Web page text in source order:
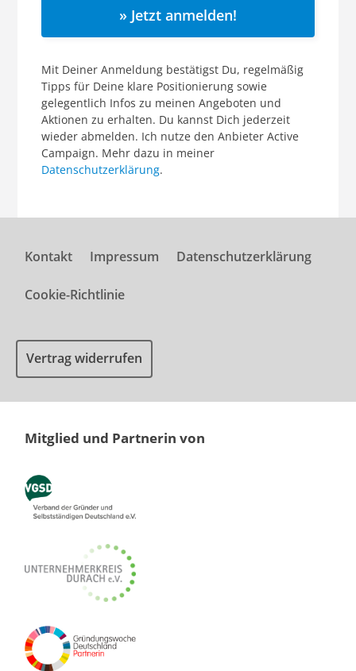
» Jetzt anmelden!
Mit Deiner Anmeldung bestätigst Du, regelmäßig
Tipps für Deine klare Positionierung sowie
gelegentlich Infos zu meinen Angeboten und
Aktionen zu erhalten. Du kannst Dich jederzeit
wieder abmelden. Ich nutze den Anbieter Active
Campaign. Mehr dazu in meiner
Datenschutzerklärung.
Kontakt Impressum Datenschutzerklärung
Cookie-Richtlinie
Vertrag widerrufen
Mitglied und Partnerin von